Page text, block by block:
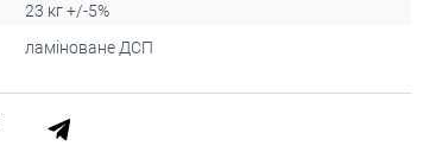
23 кг +/-5%
ламіноване ДСП